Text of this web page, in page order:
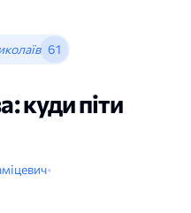
61
куди піти
•